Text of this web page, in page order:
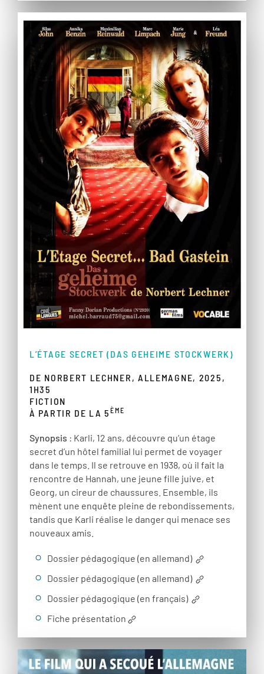
L’ÉTAGE SECRET (DAS GEHEIME STOCKWERK)
DE NORBERT LECHNER, ALLEMAGNE, 2025,
1H35
FICTION
À PARTIR DE LA 5ÈME
Synopsis : Karli, 12 ans, découvre qu’un étage
secret d’un hôtel familial lui permet de voyager
dans le temps. Il se retrouve en 1938, où il fait la
rencontre de Hannah, une jeune fille juive, et
Georg, un cireur de chaussures. Ensemble, ils
mènent une enquête pleine de rebondissements,
tandis que Karli réalise le danger qui menace ses
nouveaux amis.
Dossier pédagogique (en allemand)
Dossier pédagogique (en allemand)
Dossier pédagogique (en français)
Fiche présentation